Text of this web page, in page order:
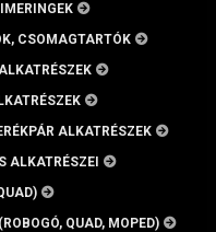
CSOMAGTARTÓK
ALKATRÉSZEK
ALKATRÉSZEI
QUAD, MOPED)